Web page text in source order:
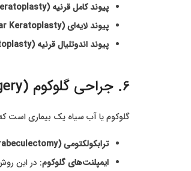
پیوند کامل قرنیه (Penetrating Keratoplasty)
پیوند لایه‌ای (Lamellar Keratoplasty)
پیوند اندوتلیال قرنیه (Endothelial Keratoplasty)
6. جراحی گلوکوم (Glaucoma Surgery)
گلوکوم یا آب سیاه یک بیماری است
ترابکولکتومی (Trabeculectomy)
ایمپلنت‌های گلوکوم: در این